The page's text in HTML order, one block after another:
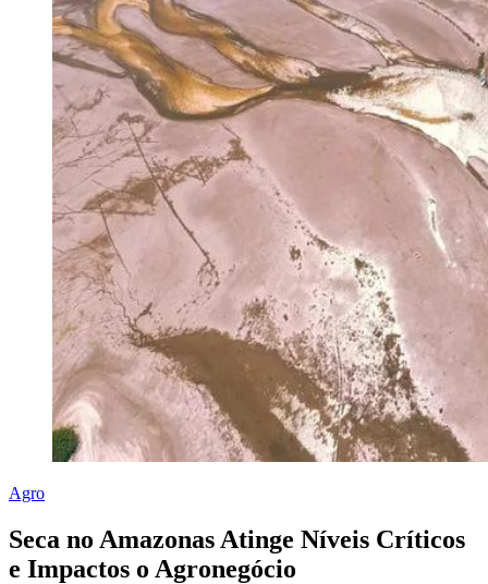
Agro
Seca no Amazonas Atinge Níveis Críticos
e Impactos o Agronegócio